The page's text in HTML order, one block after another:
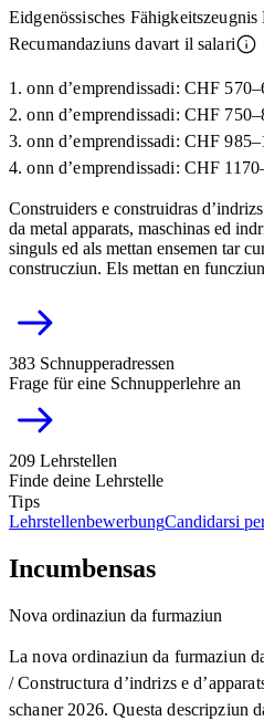
Eidgenössisches Fähigkeitszeugnis
Recumandaziuns davart il salari
1. onn d’emprendissadi: CHF
2. onn d’emprendissadi: CHF
3. onn d’emprendissadi: CHF
4. onn d’emprendissadi: CHF
Construiders e construidras
da metal apparats, maschinas ed
singuls ed als mettan ensemen tar
construcziun. Els mettan en
383 Schnupperadressen
Frage für eine Schnupperlehre an
209 Lehrstellen
Finde deine Lehrstelle
Tips
LehrstellenbewerbungCandidarsi
Incumbensas
Nova ordinaziun da furmaziun
La nova ordinaziun da furmaziun
/ Constructura d’indrizs e
schaner 2026. Questa descripziun